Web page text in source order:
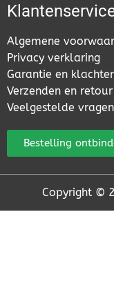
Algemene
Privacy verklaring
Garantie en
Verzenden en retour
Veelgestelde vragen
Bestelling
Copyright ©